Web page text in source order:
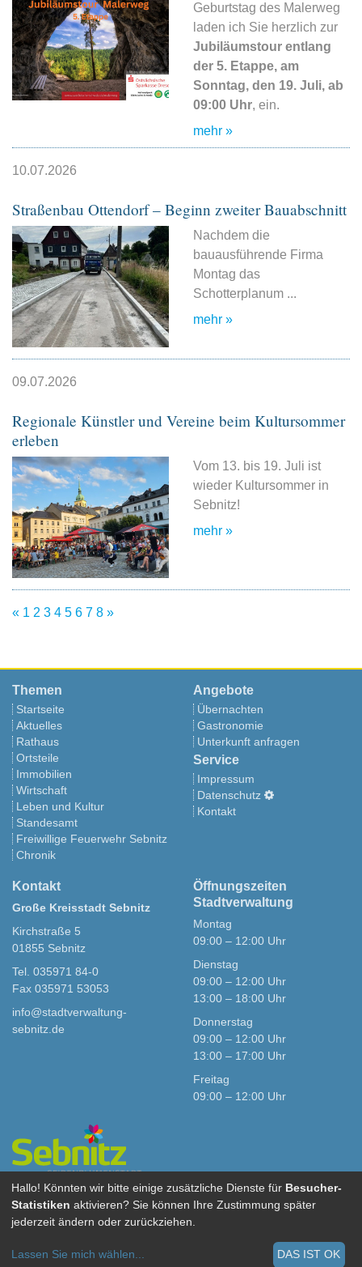
Geburtstag des Malerweg
laden ich Sie herzlich zur
Jubiläumstour entlang
der 5. Etappe, am
Sonntag, den 19. Juli, ab
09:00 Uhr, ein.
mehr »
10.07.2026
Straßenbau Ottendorf – Beginn zweiter Bauabschnitt
Nachdem die
bauausführende Firma
Montag das
Schotterplanum ...
mehr »
09.07.2026
Regionale Künstler und Vereine beim Kultursommer
erleben
Vom 13. bis 19. Juli ist
wieder Kultursommer in
Sebnitz!
mehr »
« 1 2 3 4 5 6 7 8 »
Themen
Startseite
Aktuelles
Rathaus
Ortsteile
Immobilien
Wirtschaft
Leben und Kultur
Standesamt
Freiwillige Feuerwehr Sebnitz
Chronik
Angebote
Übernachten
Gastronomie
Unterkunft anfragen
Service
Impressum
Datenschutz
Kontakt
Kontakt
Große Kreisstadt Sebnitz
Kirchstraße 5
01855 Sebnitz
Tel. 035971 84-0
Fax 035971 53053
info@stadtverwaltung-
sebnitz.de
Öffnungszeiten
Stadtverwaltung
Montag
09:00 – 12:00 Uhr
Dienstag
09:00 – 12:00 Uhr
13:00 – 18:00 Uhr
Donnerstag
09:00 – 12:00 Uhr
13:00 – 17:00 Uhr
Freitag
09:00 – 12:00 Uhr
Stadt Sebnitz bei
Hallo! Könnten wir bitte einige zusätzliche Dienste für Besucher-
Statistiken aktivieren? Sie können Ihre Zustimmung später
jederzeit ändern oder zurückziehen.
Lassen Sie mich wählen... DAS IST OK